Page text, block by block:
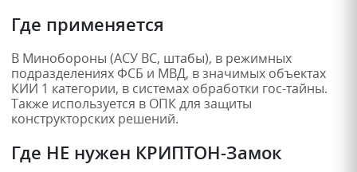
Где применяется
В Минобороны (АСУ ВС, штабы), в режимных
подразделениях ФСБ и МВД, в значимых объектах
КИИ 1 категории, в системах обработки гос-тайны.
Также используется в ОПК для защиты
конструкторских решений.
Где НЕ нужен КРИПТОН-Замок